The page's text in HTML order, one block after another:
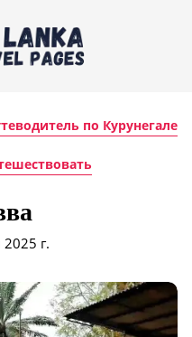
по Курунегале
г.